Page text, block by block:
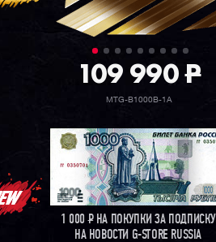
109 990P
MTG-B1000B-1A
1 000РНА ПОКУПКИ ЗА ПОДПИСКУ
НА НОВОСТИ G-STORE RUSSIA